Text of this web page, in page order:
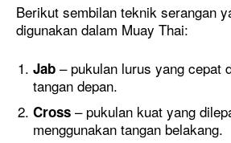
Berikut sembilan teknik serangan
digunakan dalam Muay Thai:
Jab – pukulan lurus yang cepat
tangan depan.
Cross – pukulan kuat yang
menggunakan tangan belakang.